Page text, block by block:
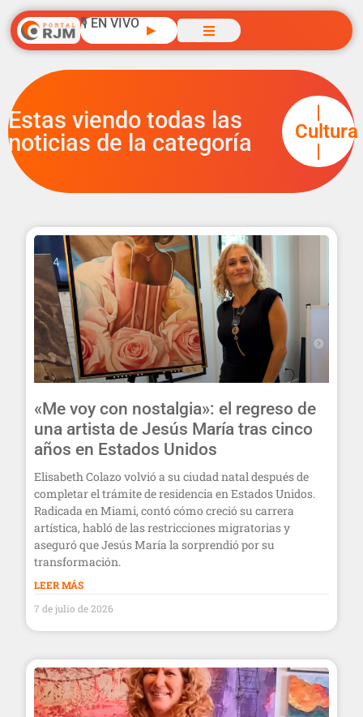
🎙️ EN VIVO ▶
Estas viendo todas las
noticias de la categoría
|
Cultura
|
«Me voy con nostalgia»: el regreso de
una artista de Jesús María tras cinco
años en Estados Unidos
Elisabeth Colazo volvió a su ciudad natal después de
completar el trámite de residencia en Estados Unidos.
Radicada en Miami, contó cómo creció su carrera
artística, habló de las restricciones migratorias y
aseguró que Jesús María la sorprendió por su
transformación.
LEER MÁS
7 de julio de 2026